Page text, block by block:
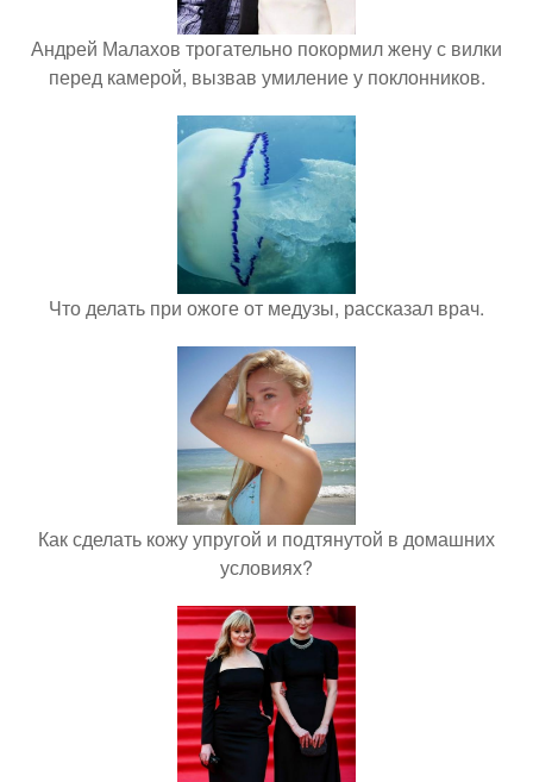
Андрей Малахов трогательно покормил жену с вилки
перед камерой, вызвав умиление у поклонников.
Что делать при ожоге от медузы, рассказал врач.
Как сделать кожу упругой и подтянутой в домашних
условиях?